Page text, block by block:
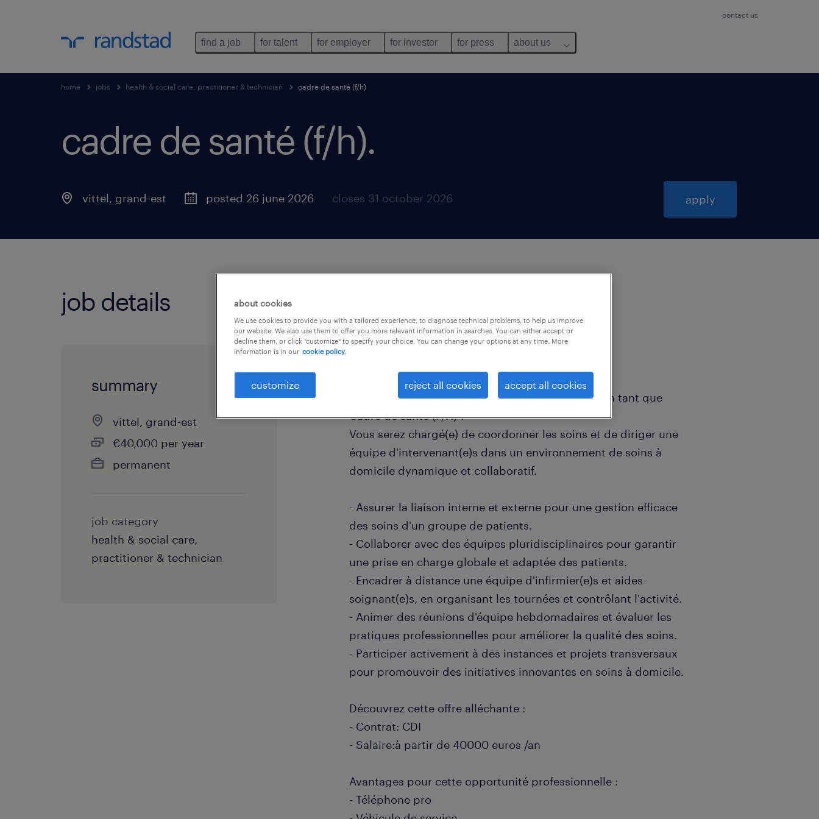
contact us
find a job for talent for employer for investor for press about us
home jobs health & social care, practitioner & technician cadre de santé (f/h)
cadre de santé (f/h).
vittel, grand-est posted 26 june 2026 closes 31 october 2026 apply
job details
summary
vittel, grand-est
€40,000 per year
permanent
job category
health & social care,
practitioner & technician
Prêt(e) à transformer l'avenir du soin à domicile en tant que
Cadre de santé (F/H) ?
Vous serez chargé(e) de coordonner les soins et de diriger une
équipe d'intervenant(e)s dans un environnement de soins à
domicile dynamique et collaboratif.
- Assurer la liaison interne et externe pour une gestion efficace
des soins d'un groupe de patients.
- Collaborer avec des équipes pluridisciplinaires pour garantir
une prise en charge globale et adaptée des patients.
- Encadrer à distance une équipe d'infirmier(e)s et aides-
soignant(e)s, en organisant les tournées et contrôlant l'activité.
- Animer des réunions d'équipe hebdomadaires et évaluer les
pratiques professionnelles pour améliorer la qualité des soins.
- Participer activement à des instances et projets transversaux
pour promouvoir des initiatives innovantes en soins à domicile.
Découvrez cette offre alléchante :
- Contrat: CDI
- Salaire:à partir de 40000 euros /an
Avantages pour cette opportunité professionnelle :
- Téléphone pro
about cookies
We use cookies to provide you with a tailored experience, to diagnose technical problems, to help us improve
our website. We also use them to offer you more relevant information in searches. You can either accept or
decline them, or click "customize" to specify your choice. You can change your options at any time. More
information is in our cookie policy.
customize reject all cookies accept all cookies